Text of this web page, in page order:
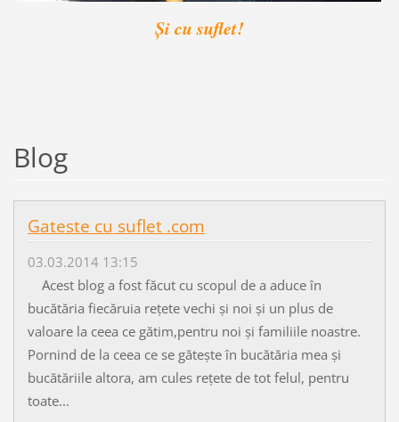
Și cu suflet!
Blog
Gateste cu suflet .com
03.03.2014 13:15
Acest blog a fost făcut cu scopul de a aduce în
bucătăria fiecăruia rețete vechi și noi și un plus de
valoare la ceea ce gătim,pentru noi și familiile noastre.
Pornind de la ceea ce se gătește în bucătăria mea și
bucătăriile altora, am cules rețete de tot felul, pentru
toate...